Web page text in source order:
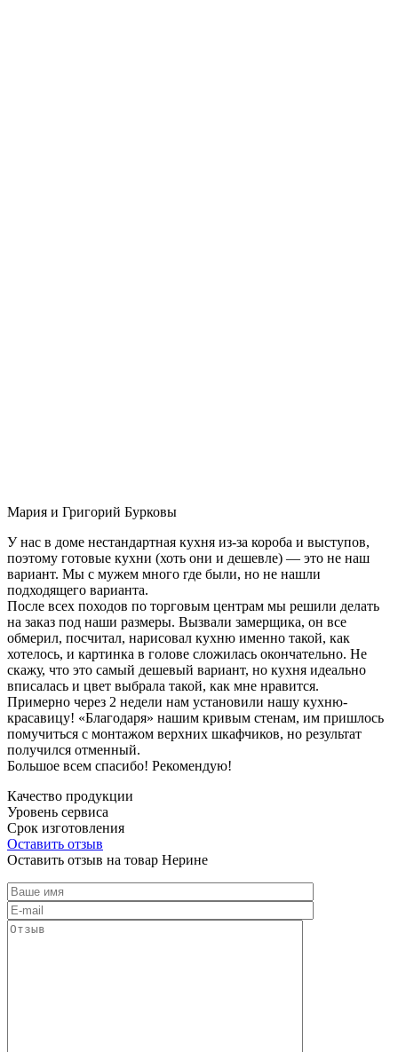
Мария и Григорий Бурковы
У нас в доме нестандартная кухня из-за короба и выступов,
поэтому готовые кухни (хоть они и дешевле) — это не наш
вариант. Мы с мужем много где были, но не нашли
подходящего варианта.
После всех походов по торговым центрам мы решили делать
на заказ под наши размеры. Вызвали замерщика, он все
обмерил, посчитал, нарисовал кухню именно такой, как
хотелось, и картинка в голове сложилась окончательно. Не
скажу, что это самый дешевый вариант, но кухня идеально
вписалась и цвет выбрала такой, как мне нравится.
Примерно через 2 недели нам установили нашу кухню-
красавицу! «Благодаря» нашим кривым стенам, им пришлось
помучиться с монтажом верхних шкафчиков, но результат
получился отменный.
Большое всем спасибо! Рекомендую!
Качество продукции
Уровень сервиса
Срок изготовления
Оставить отзыв
Оставить отзыв на товар Нерине